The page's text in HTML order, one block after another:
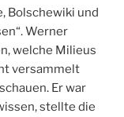
Bolschewiki und
Werner
welche Milieus
versammelt
Er war
stellte die